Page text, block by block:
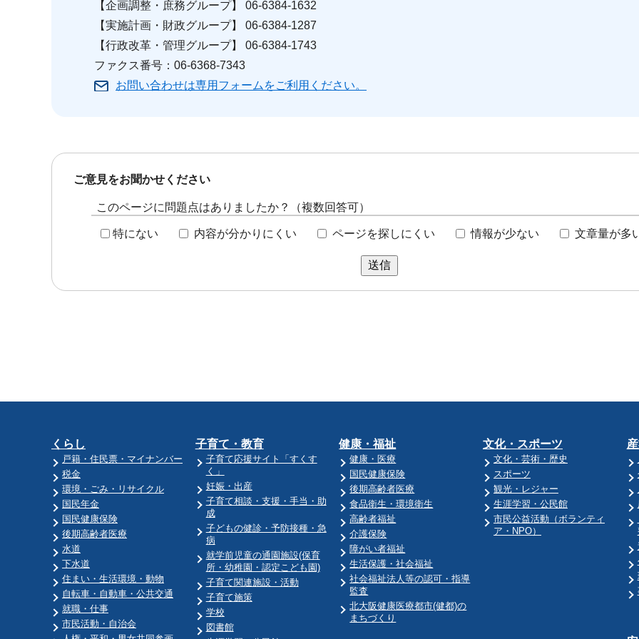
【企画調整・庶務グループ】 06-6384-1632
【実施計画・財政グループ】 06-6384-1287
【行政改革・管理グループ】 06-6384-1743
ファクス番号：06-6368-7343
お問い合わせは専用フォームをご利用ください。
ご意見をお聞かせください
このページに問題点はありましたか？（複数回答可）
特にない 内容が分かりにくい ページを探しにくい 情報が少ない 文章量が多
送信
くらし
戸籍・住民票・マイナンバー
税金
環境・ごみ・リサイクル
国民年金
国民健康保険
後期高齢者医療
水道
下水道
住まい・生活環境・動物
自転車・自動車・公共交通
就職・仕事
市民活動・自治会
子育て・教育
子育て応援サイト「すくす
く」
妊娠・出産
子育て相談・支援・手当・助
成
子どもの健診・予防接種・急
病
就学前児童の通園施設(保育
所・幼稚園・認定こども園)
子育て関連施設・活動
子育て施策
学校
図書館
健康・福祉
健康・医療
国民健康保険
後期高齢者医療
食品衛生・環境衛生
高齢者福祉
介護保険
障がい者福祉
生活保護・社会福祉
社会福祉法人等の認可・指導
監査
北大阪健康医療都市(健都)の
まちづくり
文化・スポーツ
文化・芸術・歴史
スポーツ
観光・レジャー
生涯学習・公民館
市民公益活動（ボランティ
ア・NPO）